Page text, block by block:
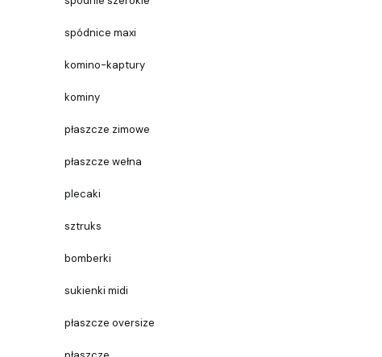
spódnice maxi
komino-kaptury
kominy
płaszcze zimowe
płaszcze wełna
plecaki
sztruks
bomberki
sukienki midi
płaszcze oversize